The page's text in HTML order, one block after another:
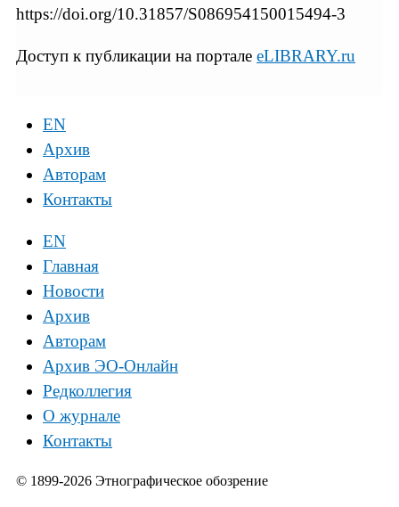
https://doi.org/10.31857/S086954150015494-3
Доступ к публикации на портале eLIBRARY.ru
EN
Архив
Авторам
Контакты
EN
Главная
Новости
Архив
Авторам
Архив ЭО-Онлайн
Редколлегия
О журнале
Контакты
© 1899-2026 Этнографическое обозрение